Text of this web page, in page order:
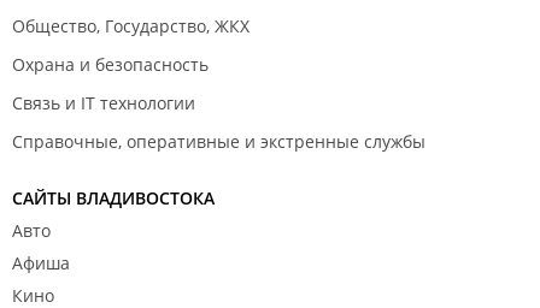
Общество, Государство, ЖКХ
Охрана и безопасность
Связь и IT технологии
Справочные, оперативные и экстренные службы
САЙТЫ ВЛАДИВОСТОКА
Авто
Афиша
Кино